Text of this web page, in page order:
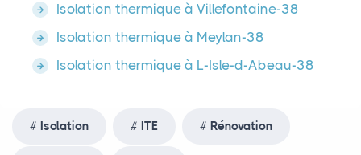
Isolation thermique à Villefontaine-38
Isolation thermique à Meylan-38
Isolation thermique à L-Isle-d-Abeau-38
Isolation ITE Rénovation